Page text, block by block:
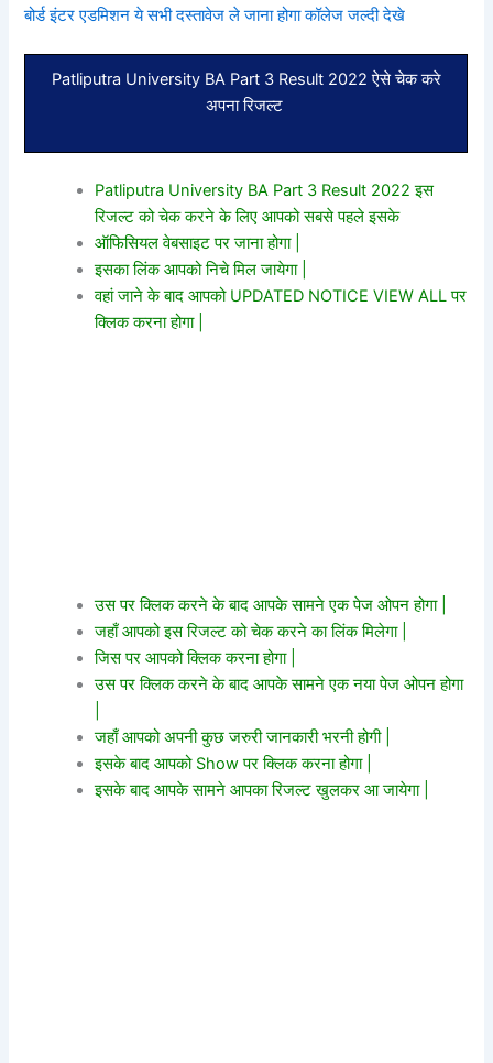
बोर्ड इंटर एडमिशन ये सभी दस्तावेज ले जाना होगा कॉलेज जल्दी देखे
Patliputra University BA Part 3 Result 2022 ऐसे चेक करे
अपना रिजल्ट
Patliputra University BA Part 3 Result 2022 इस
रिजल्ट को चेक करने के लिए आपको सबसे पहले इसके
ऑफिसियल वेबसाइट पर जाना होगा |
इसका लिंक आपको निचे मिल जायेगा |
वहां जाने के बाद आपको UPDATED NOTICE VIEW ALL पर
क्लिक करना होगा |
उस पर क्लिक करने के बाद आपके सामने एक पेज ओपन होगा |
जहाँ आपको इस रिजल्ट को चेक करने का लिंक मिलेगा |
जिस पर आपको क्लिक करना होगा |
उस पर क्लिक करने के बाद आपके सामने एक नया पेज ओपन होगा
जहाँ आपको अपनी कुछ जरुरी जानकारी भरनी होगी |
इसके बाद आपको Show पर क्लिक करना होगा |
इसके बाद आपके सामने आपका रिजल्ट खुलकर आ जायेगा |